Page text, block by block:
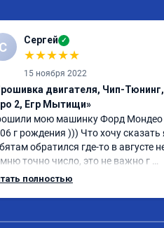
С Сергей ✓
★★★★★
15 ноября 2022
двигателя, Чип-Тюнинг,
2, Егр Мытищи»
мою машинку Форд Мондео
г рождения ))) Что хочу сказать
обратился где-то в августе
точно число, это не важно г
если кому то важно
полностью